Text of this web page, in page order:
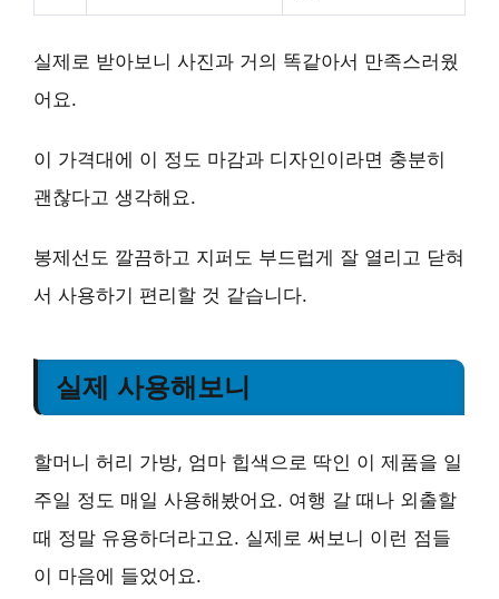
실제로 받아보니 사진과 거의 똑같아서 만족스러웠
어요.
이 가격대에 이 정도 마감과 디자인이라면 충분히
괜찮다고 생각해요.
봉제선도 깔끔하고 지퍼도 부드럽게 잘 열리고 닫혀
서 사용하기 편리할 것 같습니다.
실제 사용해보니
할머니 허리 가방, 엄마 힙색으로 딱인 이 제품을 일
주일 정도 매일 사용해봤어요. 여행 갈 때나 외출할
때 정말 유용하더라고요. 실제로 써보니 이런 점들
이 마음에 들었어요.